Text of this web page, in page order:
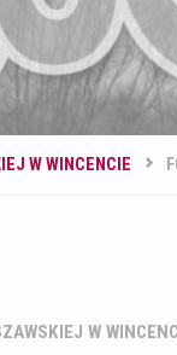
W WINCENCIE
W